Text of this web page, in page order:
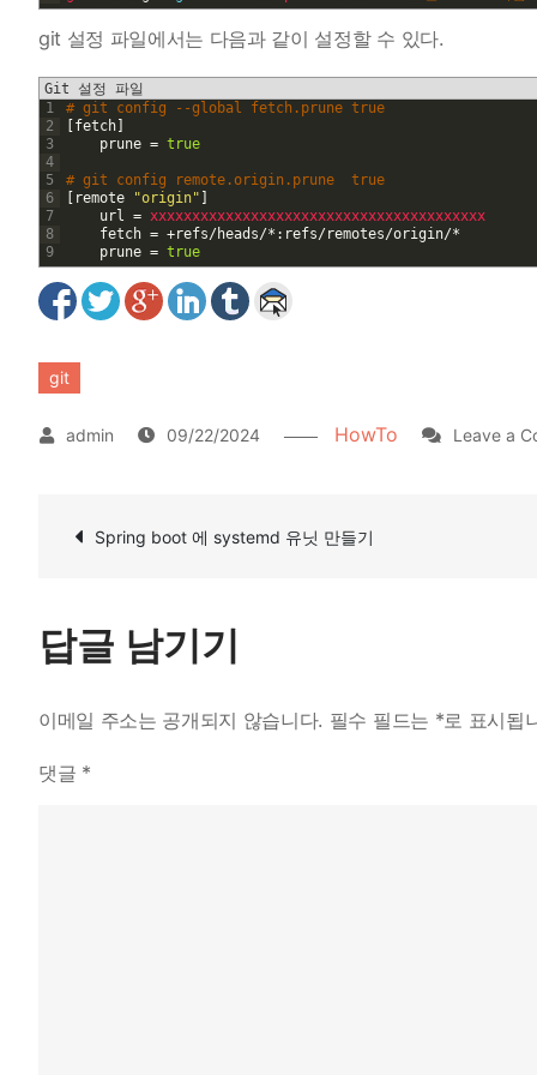
git 설정 파일에서는 다음과 같이 설정할 수 있다.
Git 설정 파일
1
2
3
4
5
6
7
8
9
# git config --global fetch.prune true
fetch
prune = true
# git config remote.origin.prune  true
remote "origin"
url = xxxxxxxxxxxxxxxxxxxxxxxxxxxxxxxxxxxxxxxx
fetch = +refs/heads/* : refs/remotes/origin/*
prune = true
git
09/22/2024 HowTo Leave a
글Spring boot 에 systemd 유닛 만들기
답글 남기기
이메일 주소는 공개되지 않습니다. 필수 필드는 *로 표시됩
댓글 *